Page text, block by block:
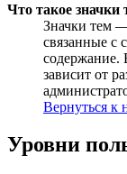
Что такое значки
Значки тем
связанные с
содержание.
зависит от
Вернуться к
Уровни